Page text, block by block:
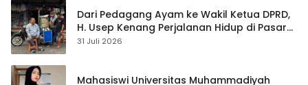
Dari Pedagang Ayam ke Wakil Ketua DPRD,
H. Usep Kenang Perjalanan Hidup di Pasar
Cisaat
31 Juli 2026
Mahasiswi Universitas Muhammadiyah